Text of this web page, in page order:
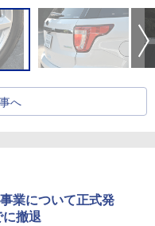
へ
業について正式発
撤退